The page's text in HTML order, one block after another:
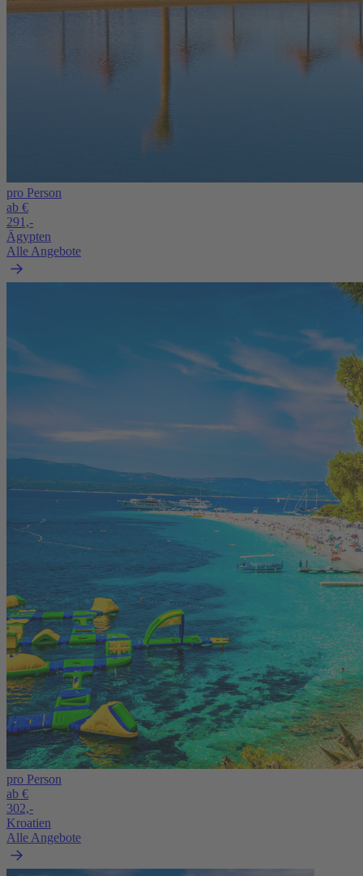
pro Person
ab €
291,-
Ägypten
Alle Angebote
pro Person
ab €
302,-
Kroatien
Alle Angebote